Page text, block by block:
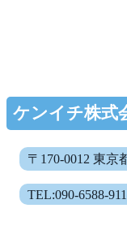
ケンイチ株式
〒170-0012 東京
TEL:090-6588-